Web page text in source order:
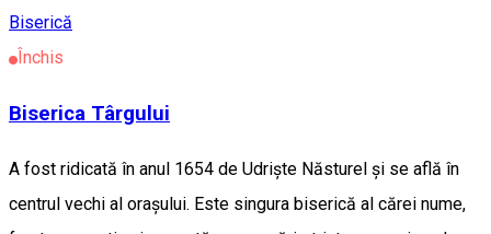
Biserică
Închis
Biserica Târgului
A fost ridicată în anul 1654 de Udriște Năsturel și se află în
centrul vechi al orașului. Este singura biserică al cărei nume,